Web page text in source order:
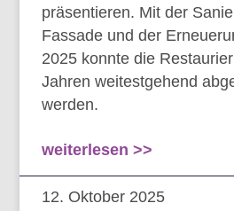
präsentieren. Mit der
Fassade und der
2025 konnte die
Jahren weitestgehend
werden.
weiterlesen >>
12. Oktober 2025